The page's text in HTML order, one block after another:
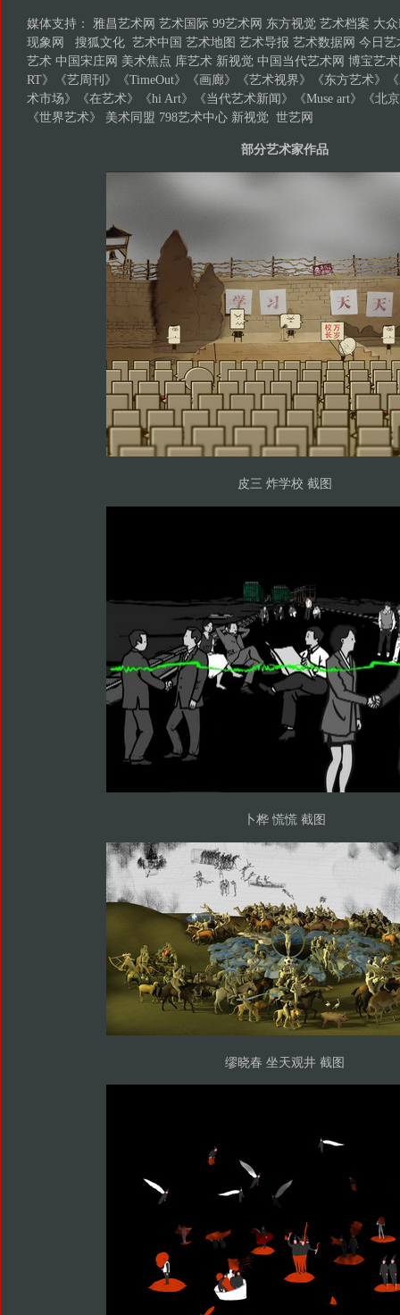
媒体支持： 雅昌艺术网 艺术国际 99艺术网 东方视觉 艺术档案 大
现象网 搜狐文化 艺术中国 艺术地图 艺术导报 艺术数据网 今日
艺术 中国宋庄网 美术焦点 库艺术 新视觉 中国当代艺术网 博宝艺
RT》《艺周刊》《TimeOut》《画廊》《艺术视界》《东方艺术》
术市场》《在艺术》《hi Art》《当代艺术新闻》《Muse art》《北
《世界艺术》 美术同盟 798艺术中心 新视觉 世艺网
部分艺术家作品
皮三 炸学校 截图
卜桦 慌慌 截图
缪晓春 坐天观井 截图